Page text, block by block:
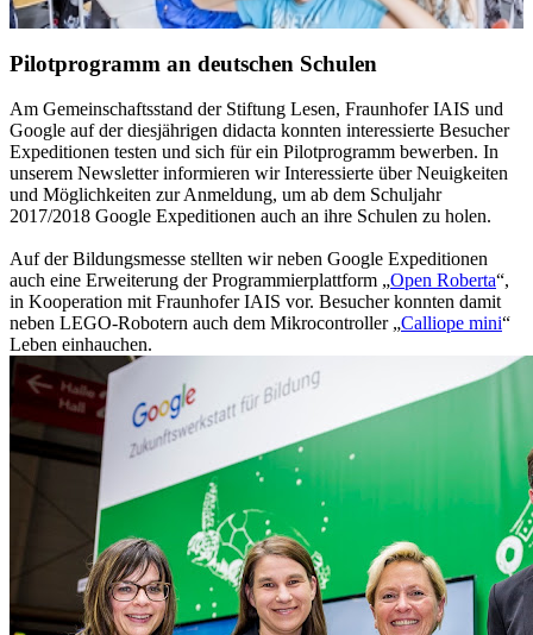
Pilotprogramm an deutschen Schulen
Am Gemeinschaftsstand der Stiftung Lesen, Fraunhofer IAIS und
Google auf der diesjährigen didacta konnten interessierte Besucher
Expeditionen testen und sich für ein Pilotprogramm bewerben. In
unserem Newsletter informieren wir Interessierte über Neuigkeiten
und Möglichkeiten zur Anmeldung, um ab dem Schuljahr
2017/2018 Google Expeditionen auch an ihre Schulen zu holen.
Auf der Bildungsmesse stellten wir neben Google Expeditionen
auch eine Erweiterung der Programmierplattform „Open Roberta“,
in Kooperation mit Fraunhofer IAIS vor. Besucher konnten damit
neben LEGO-Robotern auch dem Mikrocontroller „Calliope mini“
Leben einhauchen.